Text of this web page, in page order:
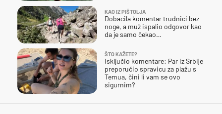
KAO IZ PIŠTOLJA
Dobacila komentar trudnici bez
noge, a muž ispalio odgovor kao
da je samo čekao…
ŠTO KAŽETE?
Isključio komentare: Par iz Srbije
preporučio spravicu za plažu s
Temua, čini li vam se ovo
sigurnim?